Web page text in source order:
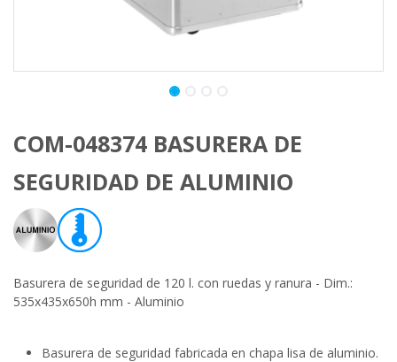
COM-048374 BASURERA DE
SEGURIDAD DE ALUMINIO
Basurera de seguridad de 120 l. con ruedas y ranura - Dim.:
535x435x650h mm - Aluminio
Basurera de seguridad fabricada en chapa lisa de aluminio.